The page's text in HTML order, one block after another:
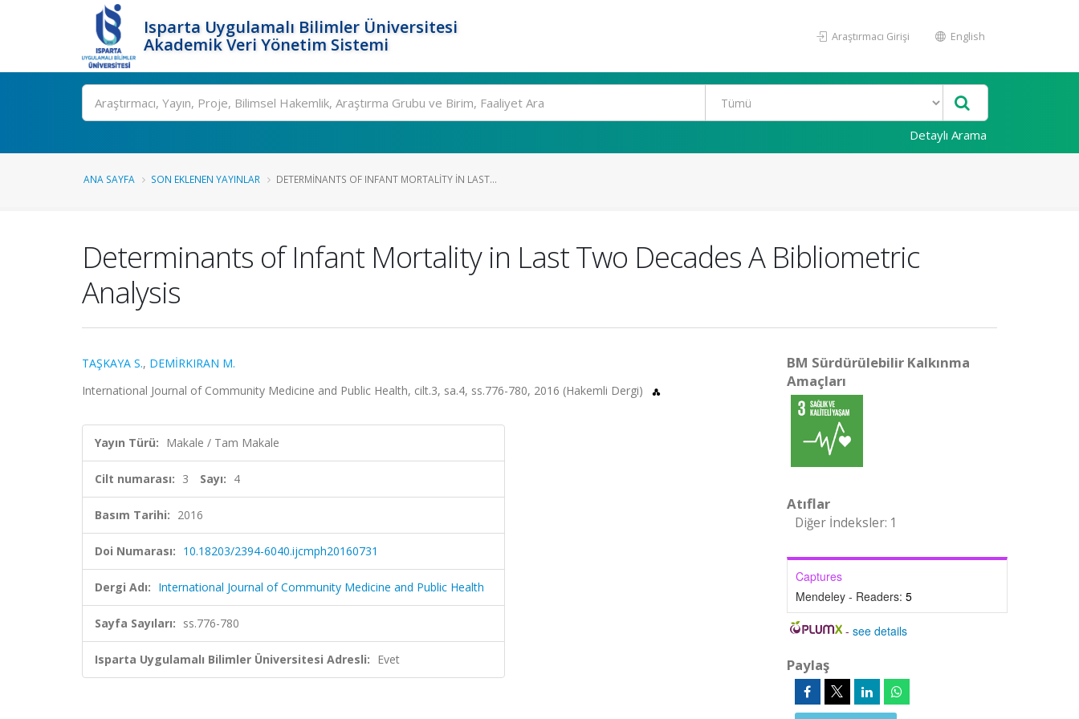
Isparta Uygulamalı Bilimler Üniversitesi
Akademik Veri Yönetim Sistemi
Araştırmacı Girişi English
Ara
Detaylı Arama
ANA SAYFA SON EKLENEN YAYINLAR DETERMINANTS OF INFANT MORTALITY IN LAST...
Determinants of Infant Mortality in Last Two Decades A Bibliometric
Analysis
TAŞKAYA S., DEMİRKIRAN M.
International Journal of Community Medicine and Public Health, cilt.3, sa.4, ss.776-780, 2016 (Hakemli Dergi)
Yayın Türü: Makale / Tam Makale
Cilt numarası: 3 Sayı: 4
Basım Tarihi: 2016
Doi Numarası: 10.18203/2394-6040.ijcmph20160731
Dergi Adı: International Journal of Community Medicine and Public Health
Sayfa Sayıları: ss.776-780
Isparta Uygulamalı Bilimler Üniversitesi Adresli: Evet
BM Sürdürülebilir Kalkınma
Amaçları
Atıflar
Diğer İndeksler: 1
Captures
Mendeley - Readers: 5
-see details
Paylaş